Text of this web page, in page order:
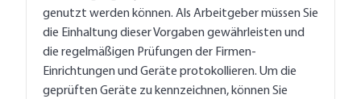
genutzt werden können. Als Arbeitgeber müssen Sie
die Einhaltung dieser Vorgaben gewährleisten und
die regelmäßigen Prüfungen der Firmen-
Einrichtungen und Geräte protokollieren. Um die
geprüften Geräte zu kennzeichnen, können Sie